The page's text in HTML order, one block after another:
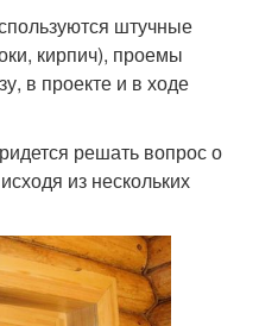
штучные
кирпич), проемы
в проекте и в ходе
решать вопрос о
из нескольких